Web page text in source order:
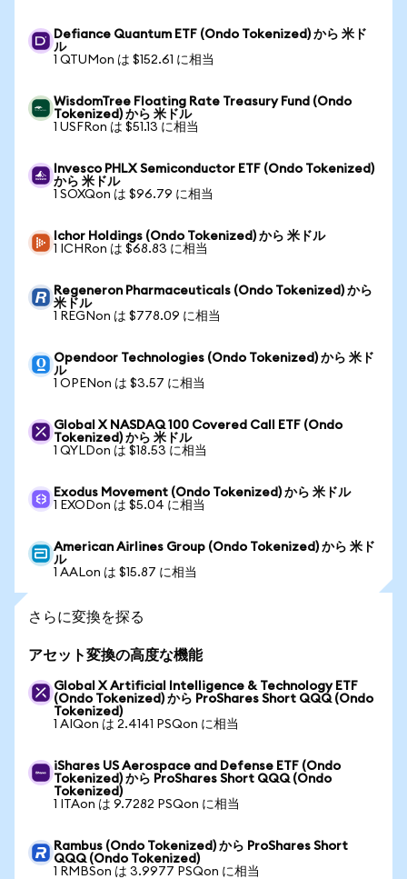
Defiance Quantum ETF (Ondo Tokenized) から 米ド
ル
1 QTUMon は $152.61 に相当
WisdomTree Floating Rate Treasury Fund (Ondo
Tokenized) から 米ドル
1 USFRon は $51.13 に相当
Invesco PHLX Semiconductor ETF (Ondo Tokenized)
から 米ドル
1 SOXQon は $96.79 に相当
Ichor Holdings (Ondo Tokenized) から 米ドル
1 ICHRon は $68.83 に相当
Regeneron Pharmaceuticals (Ondo Tokenized) から
米ドル
1 REGNon は $778.09 に相当
Opendoor Technologies (Ondo Tokenized) から 米ド
ル
1 OPENon は $3.57 に相当
Global X NASDAQ 100 Covered Call ETF (Ondo
Tokenized) から 米ドル
1 QYLDon は $18.53 に相当
Exodus Movement (Ondo Tokenized) から 米ドル
1 EXODon は $5.04 に相当
American Airlines Group (Ondo Tokenized) から 米ド
ル
1 AALon は $15.87 に相当
さらに変換を探る
アセット変換の高度な機能
Global X Artificial Intelligence & Technology ETF
(Ondo Tokenized) から ProShares Short QQQ (Ondo
Tokenized)
1 AIQon は 2.4141 PSQon に相当
iShares US Aerospace and Defense ETF (Ondo
Tokenized) から ProShares Short QQQ (Ondo
Tokenized)
1 ITAon は 9.7282 PSQon に相当
Rambus (Ondo Tokenized) から ProShares Short
QQQ (Ondo Tokenized)
1 RMBSon は 3.9977 PSQon に相当